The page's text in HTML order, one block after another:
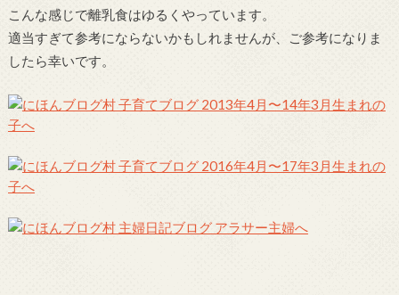
こんな感じで離乳食はゆるくやっています。
適当すぎて参考にならないかもしれませんが、ご参考になりま
したら幸いです。